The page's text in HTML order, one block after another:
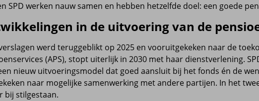
SPD werken nauw samen en hebben hetzelfde doel: een goede
in de uitvoering van de
werd teruggeblikt op 2025 en vooruitgekeken naar de
(APS), stopt uiterlijk in 2030 met haar dienstverlening.
nieuw uitvoeringsmodel dat goed aansluit bij het fonds én de
naar mogelijke samenwerking met andere partijen. In het
bij stilgestaan.